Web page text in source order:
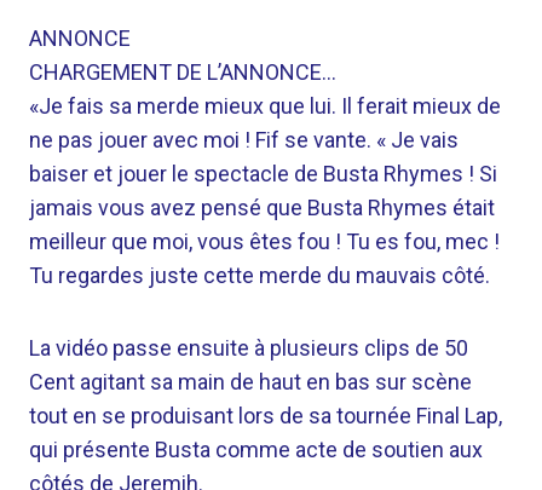
ANNONCE
CHARGEMENT DE L’ANNONCE…
«Je fais sa merde mieux que lui. Il ferait mieux de
ne pas jouer avec moi ! Fif se vante. « Je vais
baiser et jouer le spectacle de Busta Rhymes ! Si
jamais vous avez pensé que Busta Rhymes était
meilleur que moi, vous êtes fou ! Tu es fou, mec !
Tu regardes juste cette merde du mauvais côté.
La vidéo passe ensuite à plusieurs clips de 50
Cent agitant sa main de haut en bas sur scène
tout en se produisant lors de sa tournée Final Lap,
qui présente Busta comme acte de soutien aux
côtés de Jeremih.